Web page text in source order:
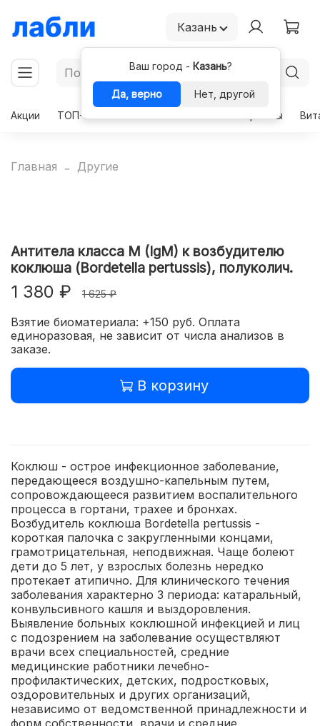
Казань
Ваш город - Казань?
Да, верно
Нет, другой
Акции
ТОП-50 Гормоны
Главная Другие
Антитела класса M (IgM) к возбудителю
коклюша (Bordetella pertussis), полуколич.
1 380 ₽ 1 625 ₽
Взятие биоматериала: +150 руб. Оплата
единоразовая, не зависит от числа анализов в
заказе.
В корзину
Коклюш - острое инфекционное заболевание,
передающееся воздушно-капельным путем,
сопровождающееся развитием воспалительного
процесса в гортани, трахее и бронхах.
Возбудитель коклюша Bordetella pertussis -
короткая палочка с закругленными концами,
грамотрицательная, неподвижная. Чаще болеют
дети до 5 лет, у взрослых болезнь нередко
протекает атипично. Для клинического течения
заболевания характерно 3 периода: катаральный,
конвульсивного кашля и выздоровления.
Выявление больных коклюшной инфекцией и лиц
с подозрением на заболевание осуществляют
врачи всех специальностей, средние
медицинские работники лечебно-
профилактических, детских, подростковых,
оздоровительных и других организаций,
независимо от ведомственной принадлежности и
форм собственности, врачи и средние